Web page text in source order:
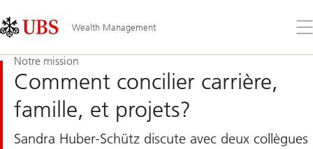
Links
Area
Wealth Management
le
Notre mission
Comment concilier carrière,
famille, et projets?
Sandra Huber-Schütz discute avec deux collègues